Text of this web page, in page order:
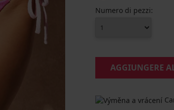
Numero di pezzi:
AGGIUNGERE